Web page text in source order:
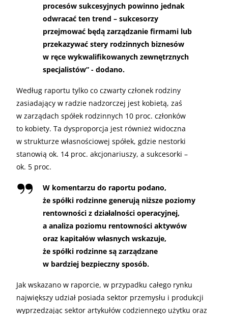
procesów sukcesyjnych powinno jednak
odwracać ten trend – sukcesorzy
przejmować będą zarządzanie firmami lub
przekazywać stery rodzinnych biznesów
w ręce wykwalifikowanych zewnętrznych
specjalistów” - dodano.
Według raportu tylko co czwarty członek rodziny
zasiadający w radzie nadzorczej jest kobietą, zaś
w zarządach spółek rodzinnych 10 proc. członków
to kobiety. Ta dysproporcja jest również widoczna
w strukturze własnościowej spółek, gdzie nestorki
stanowią ok. 14 proc. akcjonariuszy, a sukcesorki –
ok. 5 proc.
W komentarzu do raportu podano,
że spółki rodzinne generują niższe poziomy
rentowności z działalności operacyjnej,
a analiza poziomu rentowności aktywów
oraz kapitałów własnych wskazuje,
że spółki rodzinne są zarządzane
w bardziej bezpieczny sposób.
Jak wskazano w raporcie, w przypadku całego rynku
największy udział posiada sektor przemysłu i produkcji
wyprzedzając sektor artykułów codziennego użytku oraz